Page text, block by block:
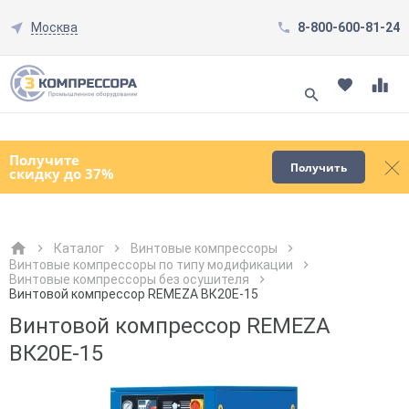
Москва 8-800-600-81-24
Получите
скидку до 37% Получить
Смотреть все товары
Каталог
Винтовые компрессоры
Винтовые компрессоры по типу модификации
Винтовые компрессоры без осушителя
Винтовой компрессор REMEZA ВК20E-15
Винтовой компрессор REMEZA
ВК20E-15
Как к Вам обращаться?
Телефон
Как к Вам обращаться?
Телефон
Город доставки
Как к Вам обращаться?
Как к Вам обращаться?
Телефон